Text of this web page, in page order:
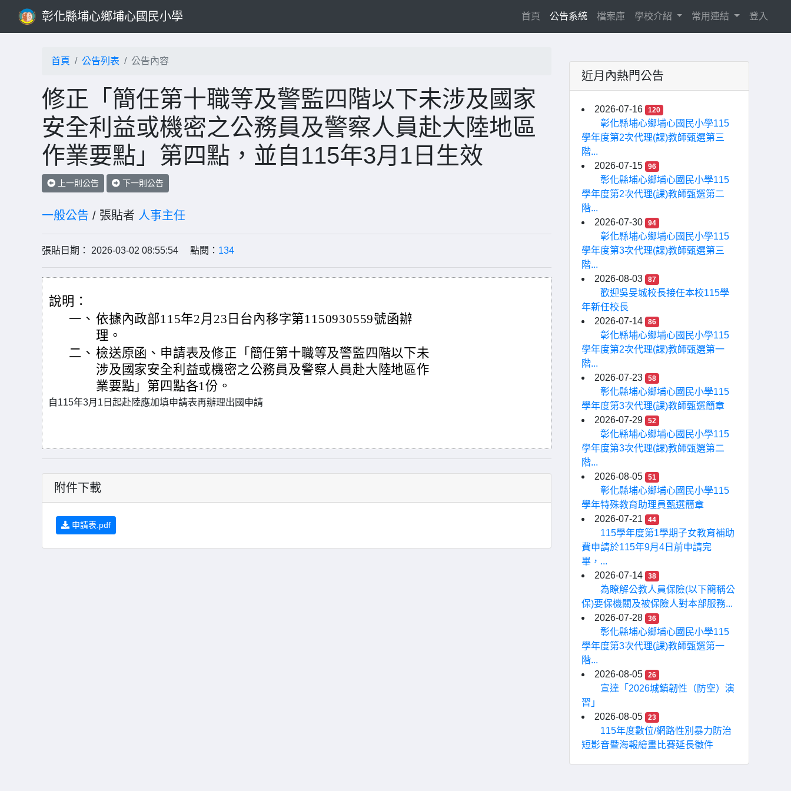
彰化縣埔心鄉埔心國民小學 首頁(current)
公告系統 檔案庫 學校介紹 常用連結 登入
首頁 公告列表 公告內容
修正「簡任第十職等及警監四階以下未涉及國家
安全利益或機密之公務員及警察人員赴大陸地區
作業要點」第四點，並自115年3月1日生效
上一則公告 下一則公告
一般公告 / 張貼者 人事主任
張貼日期： 2026-03-02 08:55:54 點閱： 134
說明：
一、 依據內政部115年2月23日台內移字第1150930559號函辦
理。
二、 檢送原函、申請表及修正「簡任第十職等及警監四階以下未
涉及國家安全利益或機密之公務員及警察人員赴大陸地區作
業要點」第四點各1份。
自115年3月1日起赴陸應加填申請表再辦理出國申請
附件下載
申請表.pdf
近月內熱門公告
2026-07-16 120
彰化縣埔心鄉埔心國民小學115
學年度第2次代理(課)教師甄選第三
階...
2026-07-15
96
彰化縣埔心鄉埔心國民小學115
學年度第2次代理(課)教師甄選第二
階...
2026-07-30
94
彰化縣埔心鄉埔心國民小學115
學年度第3次代理(課)教師甄選第三
階...
2026-08-03
87
歡迎吳旻城校長接任本校115學
年新任校長
2026-07-14
86
彰化縣埔心鄉埔心國民小學115
學年度第2次代理(課)教師甄選第一
階...
2026-07-23
58
彰化縣埔心鄉埔心國民小學115
學年度第3次代理(課)教師甄選簡章
2026-07-29
52
彰化縣埔心鄉埔心國民小學115
學年度第3次代理(課)教師甄選第二
階...
2026-08-05
51
彰化縣埔心鄉埔心國民小學115
學年特殊教育助理員甄選簡章
2026-07-21
44
115學年度第1學期子女教育補助
費申請於115年9月4日前申請完
畢，...
2026-07-14
38
為瞭解公教人員保險(以下簡稱公
保)要保機關及被保險人對本部服務...
2026-07-28
36
彰化縣埔心鄉埔心國民小學115
學年度第3次代理(課)教師甄選第一
階...
2026-08-05
26
宣達「2026城鎮韌性（防空）演
習」
2026-08-05
23
115年度數位/網路性別暴力防治
短影音暨海報繪畫比賽延長徵件